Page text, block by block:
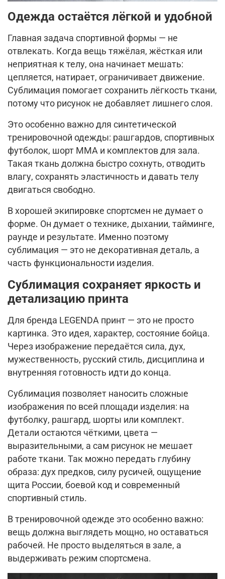
Одежда остаётся лёгкой и удобной
Главная задача спортивной формы — не
отвлекать. Когда вещь тяжёлая, жёсткая или
неприятная к телу, она начинает мешать:
цепляется, натирает, ограничивает движение.
Сублимация помогает сохранить лёгкость ткани,
потому что рисунок не добавляет лишнего слоя.
Это особенно важно для синтетической
тренировочной одежды: рашгардов, спортивных
футболок, шорт ММА и комплектов для зала.
Такая ткань должна быстро сохнуть, отводить
влагу, сохранять эластичность и давать телу
двигаться свободно.
В хорошей экипировке спортсмен не думает о
форме. Он думает о технике, дыхании, тайминге,
раунде и результате. Именно поэтому
сублимация — это не декоративная деталь, а
часть функциональности изделия.
Сублимация сохраняет яркость и
детализацию принта
Для бренда LEGENDA принт — это не просто
картинка. Это идея, характер, состояние бойца.
Через изображение передаётся сила, дух,
мужественность, русский стиль, дисциплина и
внутренняя готовность идти до конца.
Сублимация позволяет наносить сложные
изображения по всей площади изделия: на
футболку, рашгард, шорты или комплект.
Детали остаются чёткими, цвета —
выразительными, а сам рисунок не мешает
работе ткани. Так можно передать глубину
образа: дух предков, силу русичей, ощущение
щита России, боевой код и современный
спортивный стиль.
В тренировочной одежде это особенно важно:
вещь должна выглядеть мощно, но оставаться
рабочей. Не просто выделяться в зале, а
выдерживать режим спортсмена.